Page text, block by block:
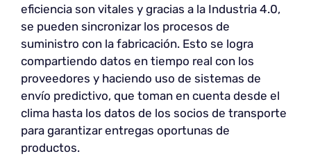
eficiencia son vitales y gracias a la Industria 4.0,
se pueden sincronizar los procesos de
suministro con la fabricación. Esto se logra
compartiendo datos en tiempo real con los
proveedores y haciendo uso de sistemas de
envío predictivo, que toman en cuenta desde el
clima hasta los datos de los socios de transporte
para garantizar entregas oportunas de
productos.